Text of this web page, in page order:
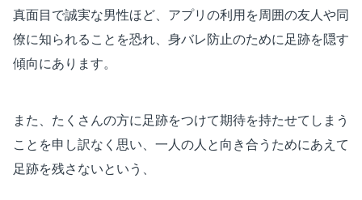
真面目で誠実な男性ほど、アプリの利用を周囲の友人や同
僚に知られることを恐れ、身バレ防止のために足跡を隠す
傾向にあります。
また、たくさんの方に足跡をつけて期待を持たせてしまう
ことを申し訳なく思い、一人の人と向き合うためにあえて
足跡を残さないという、